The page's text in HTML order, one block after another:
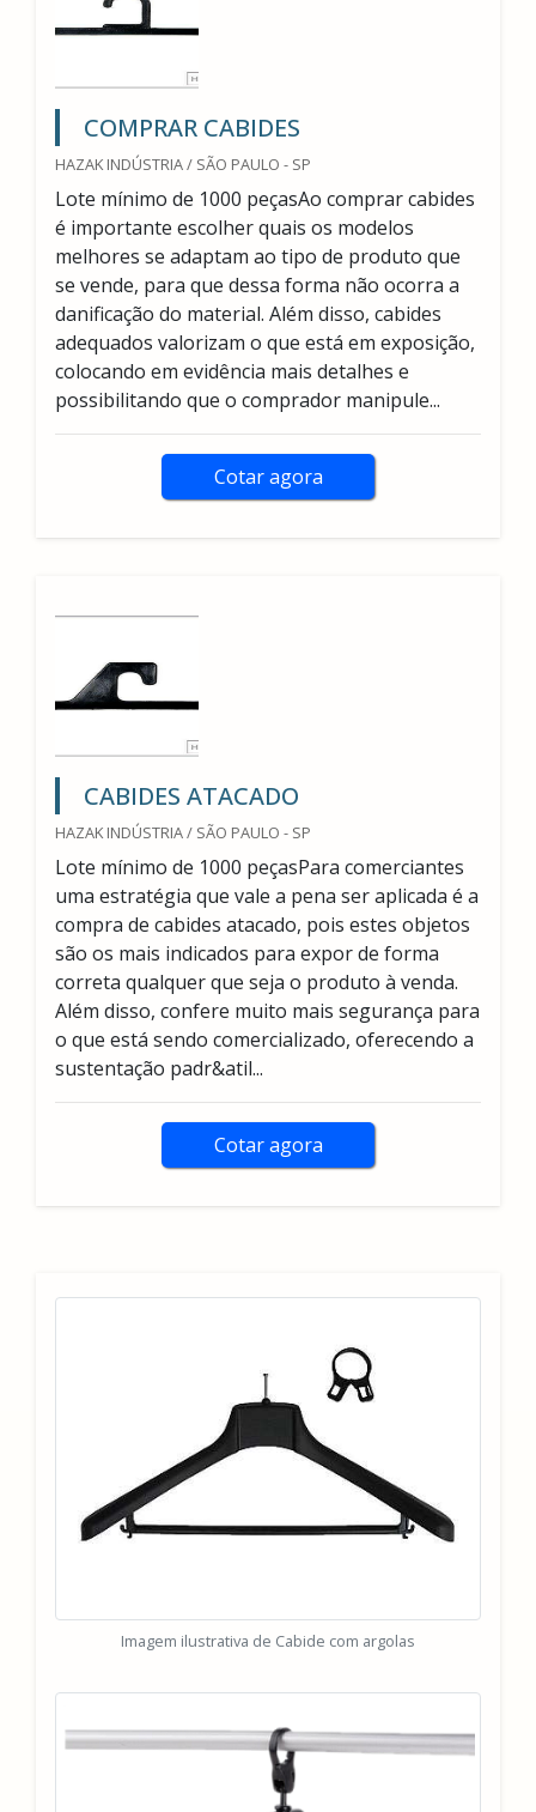
COMPRAR CABIDES
HAZAK INDÚSTRIA / SÃO PAULO - SP
Lote mínimo de 1000 peçasAo comprar cabides
é importante escolher quais os modelos
melhores se adaptam ao tipo de produto que
se vende, para que dessa forma não ocorra a
danificação do material. Além disso, cabides
adequados valorizam o que está em exposição,
colocando em evidência mais detalhes e
possibilitando que o comprador manipule...
Cotar agora
CABIDES ATACADO
HAZAK INDÚSTRIA / SÃO PAULO - SP
Lote mínimo de 1000 peçasPara comerciantes
uma estratégia que vale a pena ser aplicada é a
compra de cabides atacado, pois estes objetos
são os mais indicados para expor de forma
correta qualquer que seja o produto à venda.
Além disso, confere muito mais segurança para
o que está sendo comercializado, oferecendo a
sustentação padr&atil...
Cotar agora
Imagem ilustrativa de Cabide com argolas